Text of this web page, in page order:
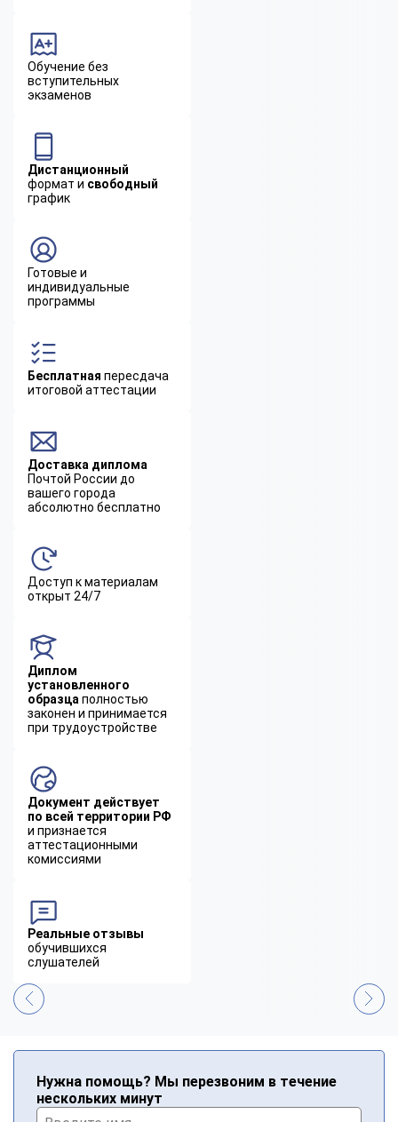
Обучение без
вступительных
экзаменов
Дистанционный
формат и свободный
график
Готовые и
индивидуальные
программы
Бесплатная пересдача
итоговой аттестации
Доставка диплома
Почтой России до
вашего города
абсолютно бесплатно
Доступ к материалам
открыт 24/7
Диплом
установленного
образца полностью
законен и принимается
при трудоустройстве
Документ действует
по всей территории РФ
и признается
аттестационными
комиссиями
Реальные отзывы
обучившихся
слушателей
Нужна помощь? Мы перезвоним в течение
нескольких минут